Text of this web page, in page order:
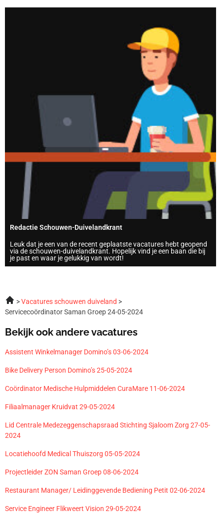
Redactie Schouwen-Duivelandkrant
Leuk dat je een van de recent geplaatste vacatures hebt geopend
via de schouwen-duivelandkrant. Hopelijk vind je een baan die bij
je past en waar je gelukkig van wordt!
Vacatures schouwen duiveland
Servicecoördinator Saman Groep 24-05-2024
Bekijk ook andere vacatures
Assistent Winkelmanager Domino’s 03-06-2024
Bike Delivery Person Domino’s 25-05-2024
Coördinator Medische Hulpmiddelen CuraMare 11-06-2024
Filiaalmanager Kruidvat 29-05-2024
Lid Centrale Medezeggenschapsraad Stichting Sjaloom Zorg 27-05-
2024
Locatiehoofd Medical Thuiszorg 05-05-2024
Projectleider ZON Saman Groep 08-06-2024
Restaurant Manager/ Leidinggevende Bediening Petit 02-06-2024
Service Engineer Flikweert Vision 29-05-2024